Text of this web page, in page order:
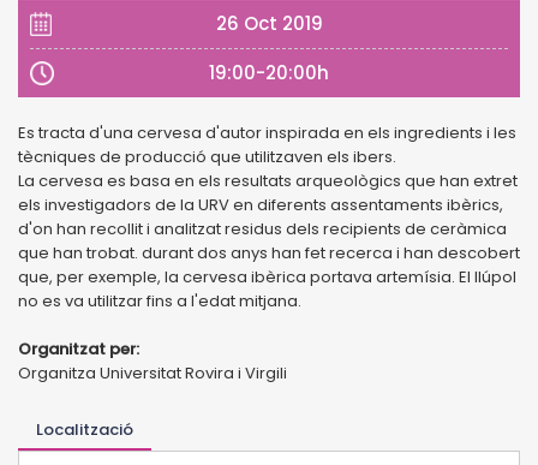
26 Oct 2019
19:00-20:00h
Es tracta d'una cervesa d'autor inspirada en els ingredients i les
tècniques de producció que utilitzaven els ibers.
La cervesa es basa en els resultats arqueològics que han extret
els investigadors de la URV en diferents assentaments ibèrics,
d'on han recollit i analitzat residus dels recipients de ceràmica
que han trobat. durant dos anys han fet recerca i han descobert
que, per exemple, la cervesa ibèrica portava artemísia. El llúpol
no es va utilitzar fins a l'edat mitjana.
Organitzat per:
Organitza Universitat Rovira i Virgili
Localització